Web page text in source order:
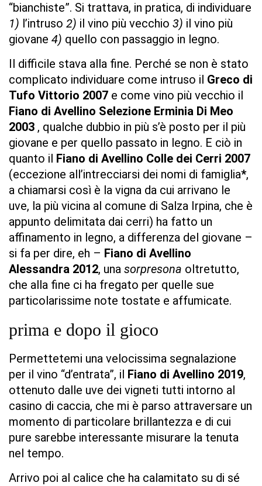
“bianchiste”. Si trattava, in pratica, di individuare
1) l’intruso 2) il vino più vecchio 3) il vino più
giovane 4) quello con passaggio in legno.
Il difficile stava alla fine. Perché se non è stato
complicato individuare come intruso il Greco di
Tufo Vittorio 2007 e come vino più vecchio il
Fiano di Avellino Selezione Erminia Di Meo
2003 , qualche dubbio in più s’è posto per il più
giovane e per quello passato in legno. E ciò in
quanto il Fiano di Avellino Colle dei Cerri 2007
(eccezione all’intrecciarsi dei nomi di famiglia*,
a chiamarsi così è la vigna da cui arrivano le
uve, la più vicina al comune di Salza Irpina, che è
appunto delimitata dai cerri) ha fatto un
affinamento in legno, a differenza del giovane –
si fa per dire, eh – Fiano di Avellino
Alessandra 2012, una sorpresona oltretutto,
che alla fine ci ha fregato per quelle sue
particolarissime note tostate e affumicate.
prima e dopo il gioco
Permettetemi una velocissima segnalazione
per il vino “d’entrata”, il Fiano di Avellino 2019,
ottenuto dalle uve dei vigneti tutti intorno al
casino di caccia, che mi è parso attraversare un
momento di particolare brillantezza e di cui
pure sarebbe interessante misurare la tenuta
nel tempo.
Arrivo poi al calice che ha calamitato su di sé